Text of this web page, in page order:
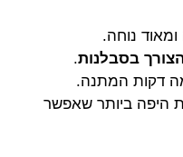
נוחה.
בסבלנות.
דקות המתנה.
היפה ביותר שאפשר